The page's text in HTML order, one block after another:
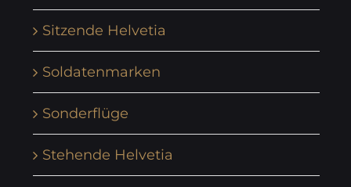
Sitzende Helvetia
Soldatenmarken
Sonderflüge
Stehende Helvetia